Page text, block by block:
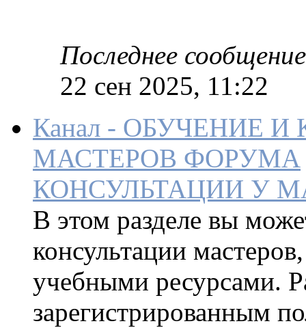
Последнее сообщение
22 сен 2025, 11:22
Канал - ОБУЧЕНИЕ
МАСТЕРОВ ФОРУМА
КОНСУЛЬТАЦИИ У
В этом разделе вы
консультации
учебными ресурсами.
зарегистрированным